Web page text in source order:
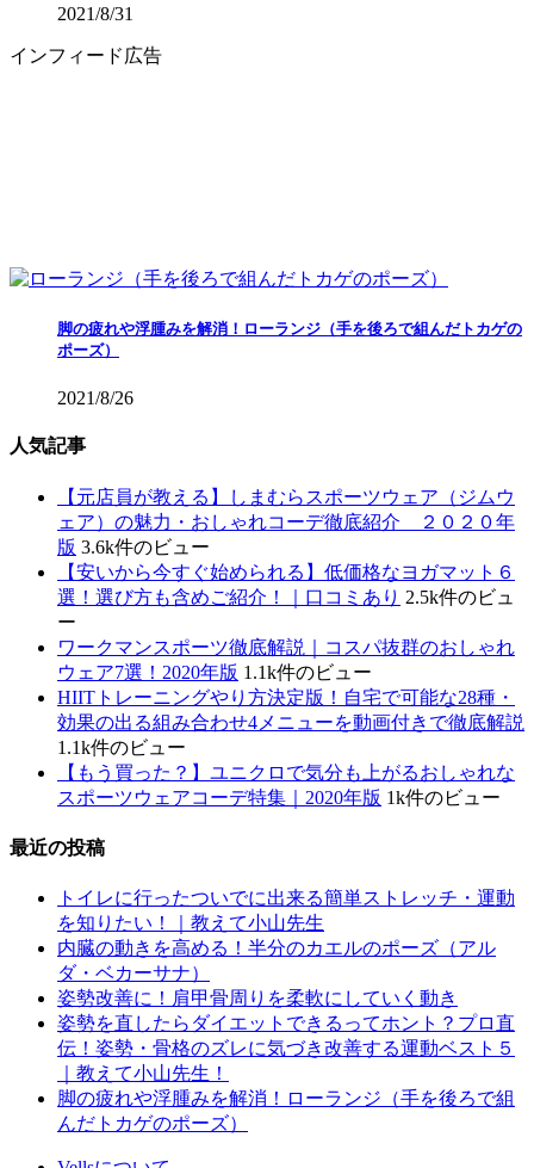
2021/8/31
インフィード広告
脚の疲れや浮腫みを解消！ローランジ（手を後ろで組んだトカゲの
ポーズ）
2021/8/26
人気記事
【元店員が教える︎】しまむらスポーツウェア（ジムウ
ェア）の魅力・おしゃれコーデ徹底紹介 ２０２０年
版 3.6k件のビュー
【安いから今すぐ始められる】低価格なヨガマット６
選！選び方も含めご紹介！｜口コミあり 2.5k件のビュ
ー
ワークマンスポーツ徹底解説｜コスパ抜群のおしゃれ
ウェア7選！2020年版 1.1k件のビュー
HIITトレーニングやり方決定版！自宅で可能な28種・
効果の出る組み合わせ4メニューを動画付きで徹底解説
1.1k件のビュー
【もう買った？】ユニクロで気分も上がるおしゃれな
スポーツウェアコーデ特集｜2020年版 1k件のビュー
最近の投稿
トイレに行ったついでに出来る簡単ストレッチ・運動
を知りたい！｜教えて小山先生
内臓の動きを高める！半分のカエルのポーズ（アル
ダ・ベカーサナ）
姿勢改善に！肩甲骨周りを柔軟にしていく動き
姿勢を直したらダイエットできるってホント？プロ直
伝！姿勢・骨格のズレに気づき改善する運動ベスト５
｜教えて小山先生！
脚の疲れや浮腫みを解消！ローランジ（手を後ろで組
んだトカゲのポーズ）